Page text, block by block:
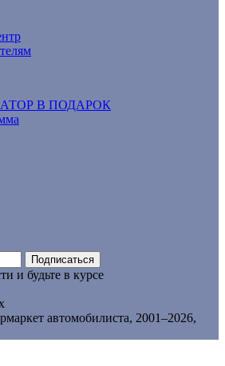
В ПОДАРОК
Подписаться
и будьте в курсе
автомобилиста, 2001–2026,